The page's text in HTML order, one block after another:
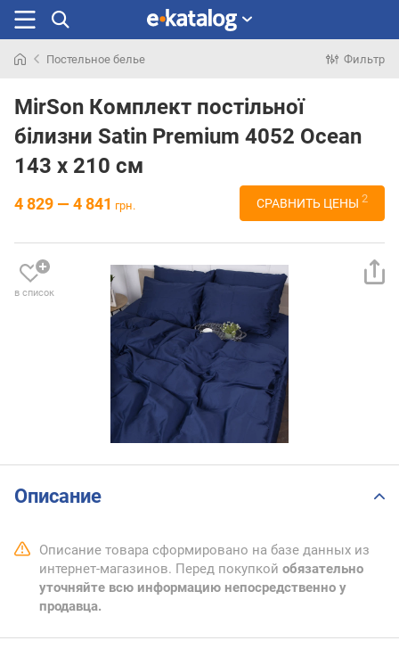
раньше
Постельное белье Фильтр
MirSon Комплект постільної
білизни Satin Premium 4052 Ocean
143 x 210 см
4 829 — 4 841 грн. СРАВНИТЬ ЦЕНЫ 2
в список
Описание
Описание товара сформировано на базе данных из
интернет-магазинов. Перед покупкой обязательно
уточняйте всю информацию непосредственно у
продавца.